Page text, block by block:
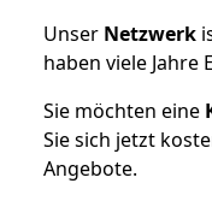
Unser Netzwerk
haben viele
Sie möchten eine
Sie sich jetzt
Angebote.